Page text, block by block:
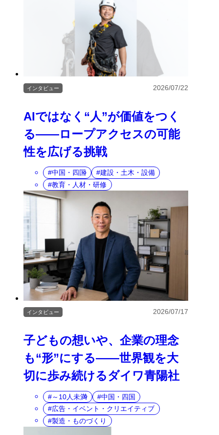
AIではなく“人”が価値をつく
る――ロープアクセスの可能
性を広げる挑戦
インタビュー 2026/07/22
中国・四国
建設・土木・設備
教育・人材・研修
子どもの想いや、企業の理念
も“形”にする――世界観を大
切に歩み続けるダイワ青陽社
インタビュー 2026/07/17
～10人未満
中国・四国
広告・イベント・クリエイティブ
製造・ものづくり